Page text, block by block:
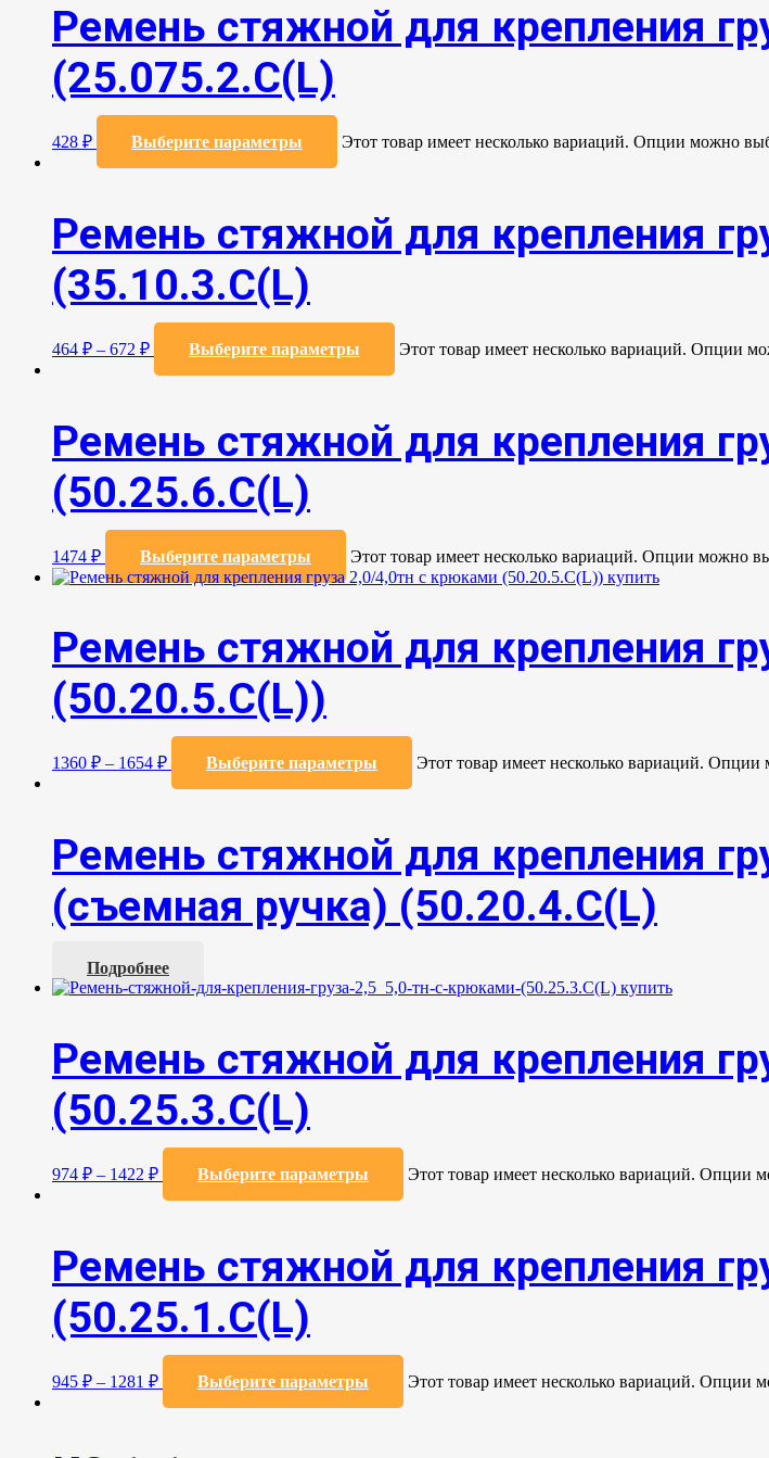
Ремень стяжной для крепления
(25.075.2.C(L)
428 ₽ Выберите параметры Этот товар имеет несколько вариаций. Опции можно
Ремень стяжной для крепления
(35.10.3.С(L)
464 ₽ – 672 ₽ Выберите параметры Этот товар имеет несколько вариаций. Опции
Ремень стяжной для крепления
(50.25.6.С(L)
1474 ₽ Выберите параметры Этот товар имеет несколько вариаций. Опции можно
Ремень стяжной для крепления
(50.20.5.C(L))
1360 ₽ – 1654 ₽ Выберите параметры Этот товар имеет несколько вариаций. Опции
Ремень стяжной для крепления
(съемная ручка) (50.20.4.С(L)
Подробнее
Ремень стяжной для крепления
(50.25.3.C(L)
974 ₽ – 1422 ₽ Выберите параметры Этот товар имеет несколько вариаций. Опции
Ремень стяжной для крепления
(50.25.1.С(L)
945 ₽ – 1281 ₽ Выберите параметры Этот товар имеет несколько вариаций. Опции